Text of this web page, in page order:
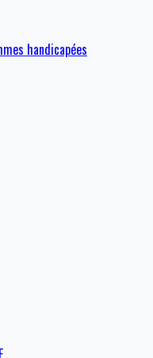
handicapées